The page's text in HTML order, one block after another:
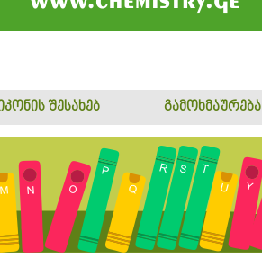
შესახებ გამოხმაურება